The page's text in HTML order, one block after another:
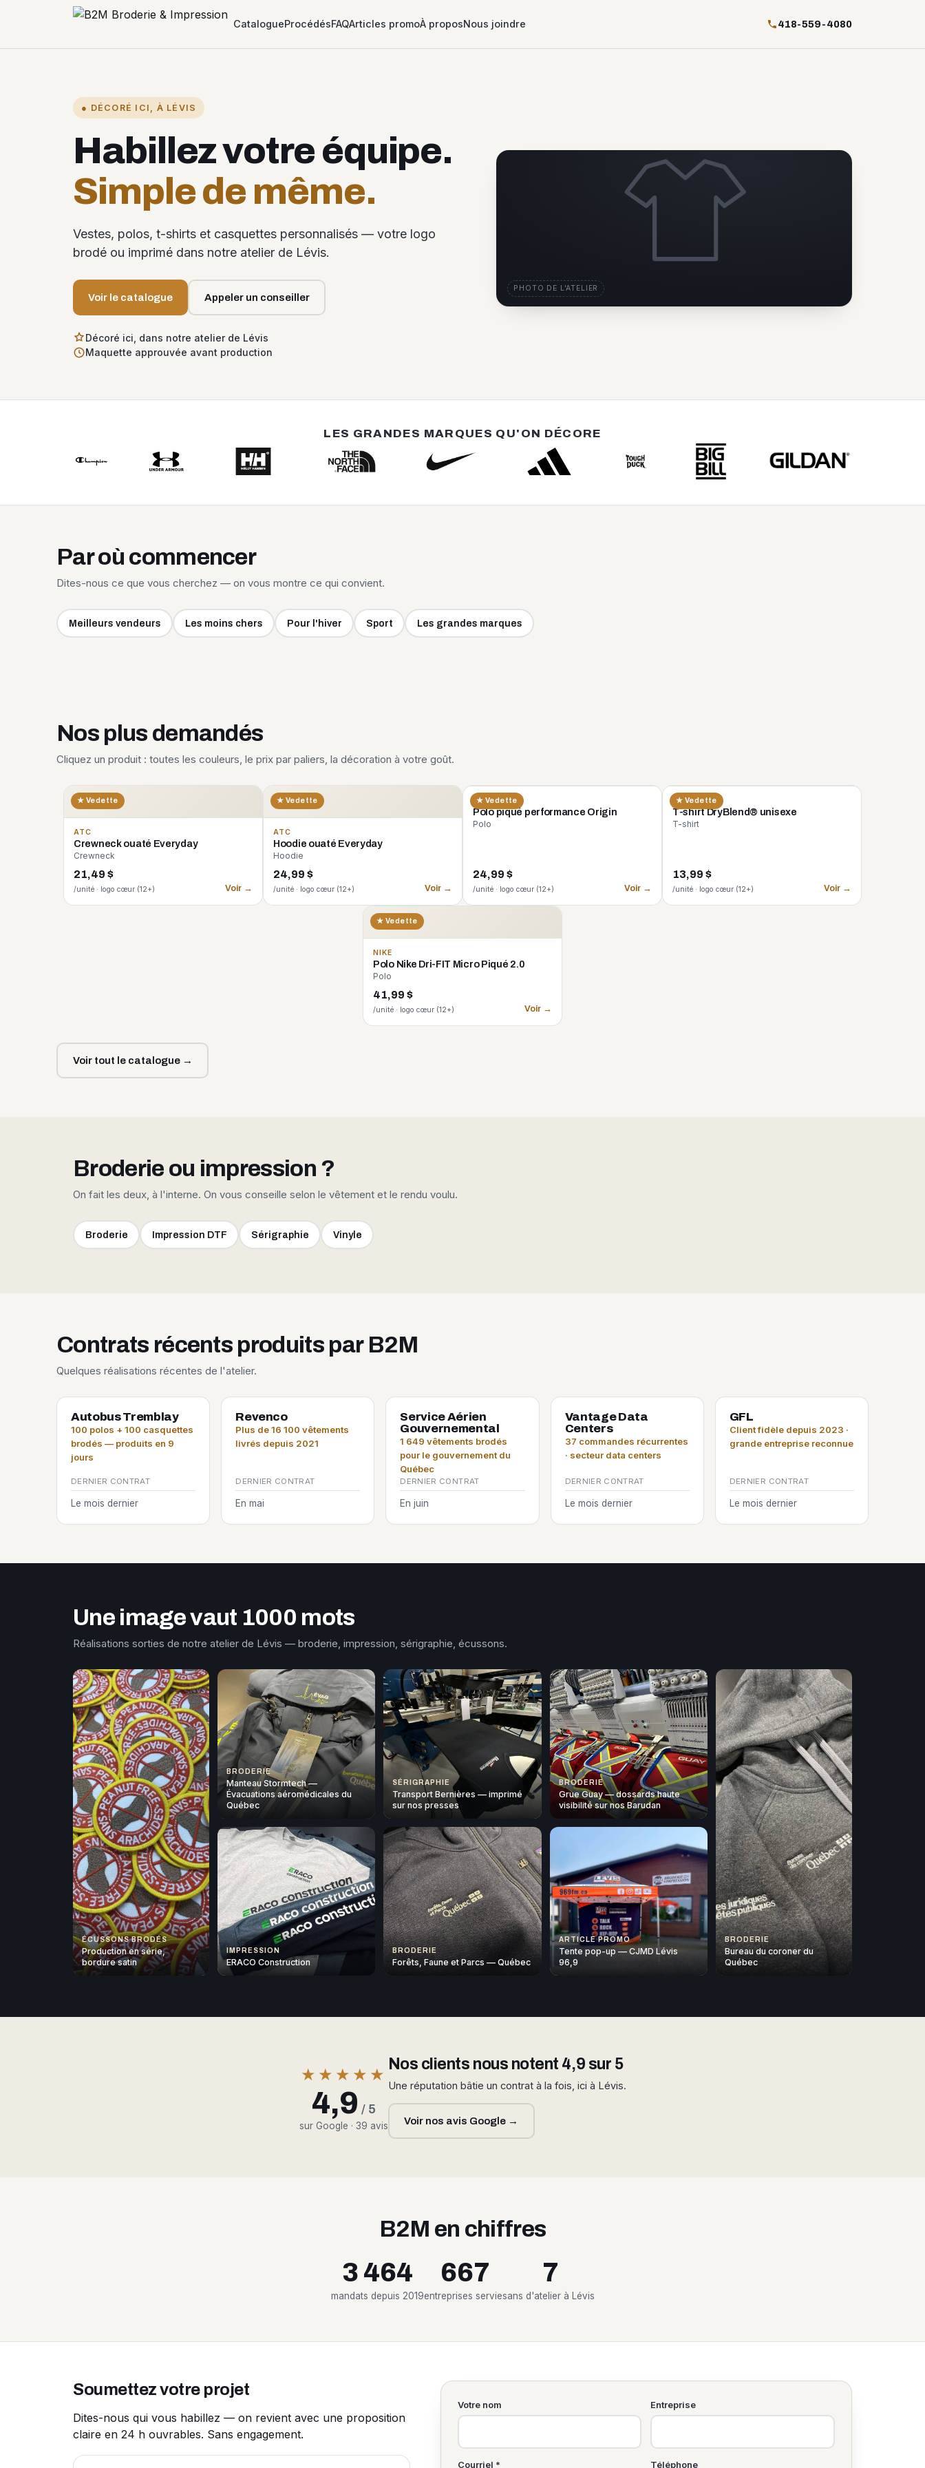
CatalogueProcédésFAQArticles promoÀ proposNous joindre 418-559-4080
● DÉCORÉ ICI, À LÉVIS
Habillez votre équipe.
Simple de même.
Vestes, polos, t-shirts et casquettes personnalisés — votre logo
brodé ou imprimé dans notre atelier de Lévis.
Voir le catalogue Appeler un conseiller
Décoré ici, dans notre atelier de Lévis
Maquette approuvée avant production
PHOTO DE L'ATELIER
LES GRANDES MARQUES QU'ON DÉCORE
Par où commencer
Dites-nous ce que vous cherchez — on vous montre ce qui convient.
Meilleurs vendeurs Les moins chers Pour l'hiver Sport Les grandes marques
Nos plus demandés
Cliquez un produit : toutes les couleurs, le prix par paliers, la décoration à votre goût.
★ Vedette
ATC
Crewneck ouaté Everyday
Crewneck
21,49 $
/unité · logo cœur (12+) Voir →
★ Vedette
ATC
Hoodie ouaté Everyday
Hoodie
24,99 $
/unité · logo cœur (12+) Voir →
★ Vedette
CORE 365
Polo piqué performance Origin
Polo
24,99 $
/unité · logo cœur (12+) Voir →
★ Vedette
GILDAN
T-shirt DryBlend® unisexe
T-shirt
13,99 $
/unité · logo cœur (12+) Voir →
★ Vedette
NIKE
Polo Nike Dri-FIT Micro Piqué 2.0
Polo
41,99 $
/unité · logo cœur (12+) Voir →
Voir tout le catalogue →
Broderie ou impression ?
On fait les deux, à l'interne. On vous conseille selon le vêtement et le rendu voulu.
Broderie Impression DTF Sérigraphie Vinyle
Contrats récents produits par B2M
Quelques réalisations récentes de l'atelier.
Autobus Tremblay
100 polos + 100 casquettes
brodés — produits en 9
jours
DERNIER CONTRAT
Le mois dernier
Revenco
Plus de 16 100 vêtements
livrés depuis 2021
DERNIER CONTRAT
En mai
Service Aérien
Gouvernemental
1 649 vêtements brodés
pour le gouvernement du
Québec
DERNIER CONTRAT
En juin
Vantage Data
Centers
37 commandes récurrentes
· secteur data centers
DERNIER CONTRAT
Le mois dernier
GFL
Client fidèle depuis 2023 ·
grande entreprise reconnue
DERNIER CONTRAT
Le mois dernier
Une image vaut 1000 mots
Réalisations sorties de notre atelier de Lévis — broderie, impression, sérigraphie, écussons.
ÉCUSSONS BRODÉS
Production en série,
bordure satin
BRODERIE
Manteau Stormtech —
Évacuations aéromédicales du
Québec
SÉRIGRAPHIE
Transport Bernières — imprimé
sur nos presses
BRODERIE
Grue Guay — dossards haute
visibilité sur nos Barudan
BRODERIE
Bureau du coroner du
Québec
IMPRESSION
ERACO Construction
BRODERIE
Forêts, Faune et Parcs — Québec
ARTICLE PROMO
Tente pop-up — CJMD Lévis
96,9
★★★★★
4,9 / 5
sur Google · 39 avis
Nos clients nous notent 4,9 sur 5
Une réputation bâtie un contrat à la fois, ici à Lévis.
Voir nos avis Google →
B2M en chiffres
3 464
mandats depuis 2019
667
entreprises servies
7
ans d'atelier à Lévis
Soumettez votre projet
Dites-nous qui vous habillez — on revient avec une proposition
claire en 24 h ouvrables. Sans engagement.
Votre nom Entreprise
Courriel * Téléphone